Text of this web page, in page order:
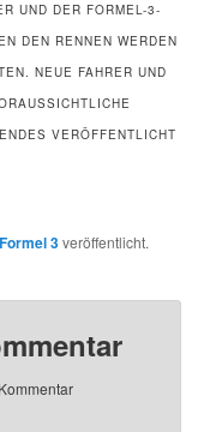
UND DER FORMEL-3-
DEN RENNEN WERDEN
NEUE FAHRER UND
VERÖFFENTLICHT
Formel 3veröffentlicht.